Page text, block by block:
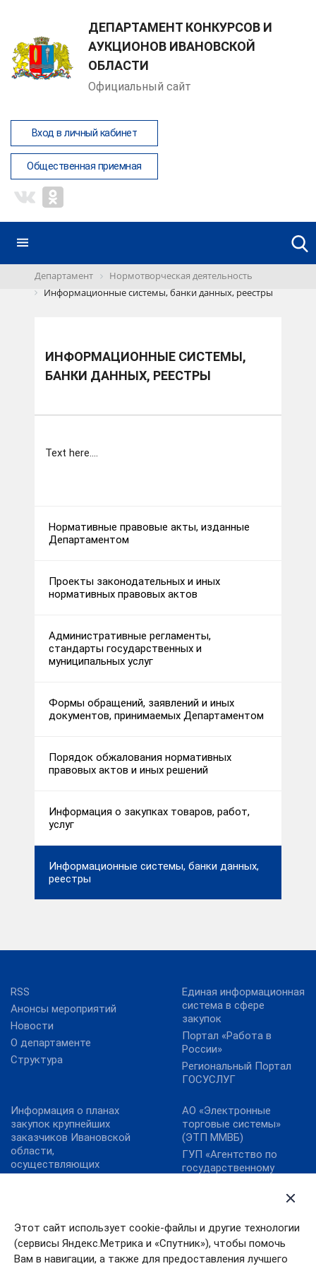
ДЕПАРТАМЕНТ КОНКУРСОВ И
АУКЦИОНОВ ИВАНОВСКОЙ
ОБЛАСТИ
Официальный сайт
Вход в личный кабинет
Общественная приемная
Этот сайт использует cookie-файлы и другие технологии
(сервисы Яндекс.Метрика и «Спутник»), чтобы помочь
Вам в навигации, а также для предоставления лучшего
Департамент
Нормотворческая деятельность
Информационные системы, банки данных, реестры
ИНФОРМАЦИОННЫЕ СИСТЕМЫ,
БАНКИ ДАННЫХ, РЕЕСТРЫ
Text here....
Нормативные правовые акты, изданные
Департаментом
Проекты законодательных и иных
нормативных правовых актов
Административные регламенты,
стандарты государственных и
муниципальных услуг
Формы обращений, заявлений и иных
документов, принимаемых Департаментом
Порядок обжалования нормативных
правовых актов и иных решений
Информация о закупках товаров, работ,
услуг
Информационные системы, банки данных,
реестры
RSS
Анонсы мероприятий
Новости
О департаменте
Структура
Единая информационная
система в сфере
закупок
Портал «Работа в
России»
Региональный Портал
ГОСУСЛУГ
Информация о планах
закупок крупнейших
заказчиков Ивановской
области,
осуществляющих
закупки в соответствии
товаров, работ, услуг
отдельными видами
юридических лиц»
АО «Электронные
торговые системы»
(ЭТП ММВБ)
ГУП «Агентство по
государственному
ОАО «Единая
электронная торговая
площадка»